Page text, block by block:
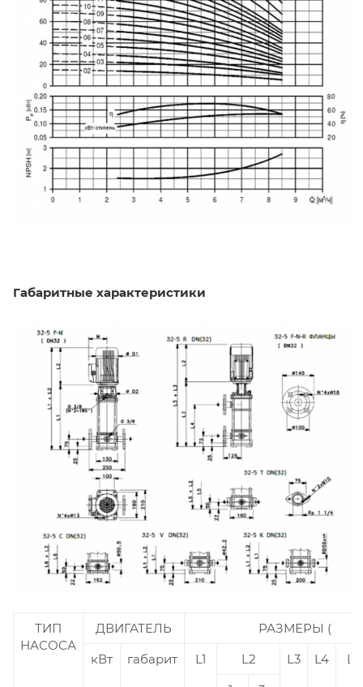
Габаритные характеристики
ТИП
НАСОСА
ДВИГАТЕЛЬ
РАЗМЕРЫ (
кВт
габарит L1 L2 L3 L4
L5